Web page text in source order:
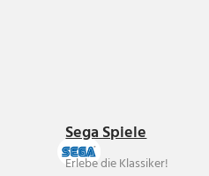
Sega Spiele
Erlebe die Klassiker!